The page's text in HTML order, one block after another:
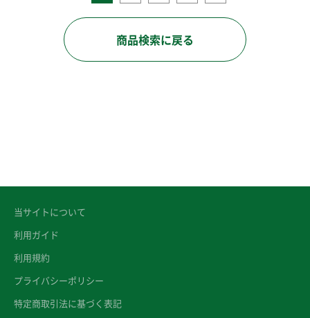
商品検索に戻る
当サイトについて
利用ガイド
利用規約
プライバシーポリシー
特定商取引法に基づく表記